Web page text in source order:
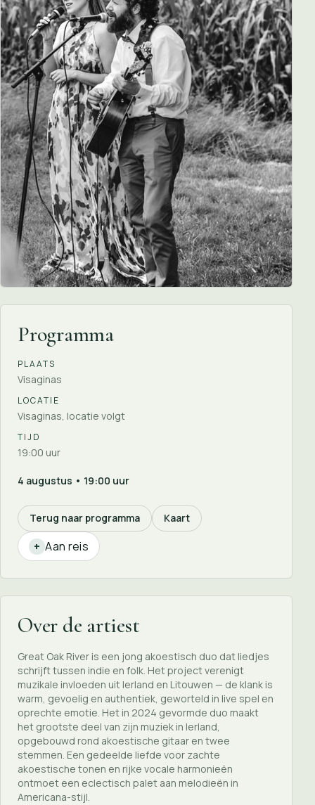
Programma
PLAATS
Visaginas
LOCATIE
Visaginas, locatie volgt
TIJD
19:00 uur
4 augustus • 19:00 uur
Terug naar programma Kaart
+ Aan reis
Over de artiest
Great Oak River is een jong akoestisch duo dat liedjes
schrijft tussen indie en folk. Het project verenigt
muzikale invloeden uit Ierland en Litouwen — de klank is
warm, gevoelig en authentiek, geworteld in live spel en
oprechte emotie. Het in 2024 gevormde duo maakt
het grootste deel van zijn muziek in Ierland,
opgebouwd rond akoestische gitaar en twee
stemmen. Een gedeelde liefde voor zachte
akoestische tonen en rijke vocale harmonieën
ontmoet een eclectisch palet aan melodieën in
Americana-stijl.